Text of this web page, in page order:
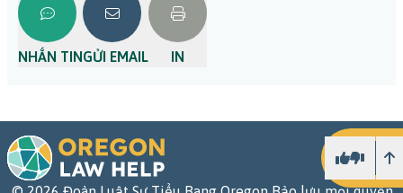
NHẮN TINGỬI EMAIL IN